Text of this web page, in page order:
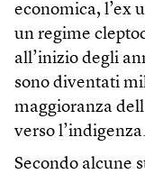
economica, l’ex
un regime
all’inizio degli
sono diventati
maggioranza
verso l’indigenza.
Secondo alcune